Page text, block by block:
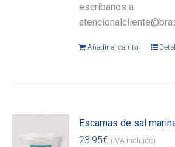
escríbanos a
Añadir al carrito
Escamas de sal
23,95€ (IVA incluido)